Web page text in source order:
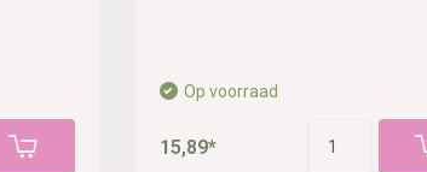
Op voorraad
15,89*